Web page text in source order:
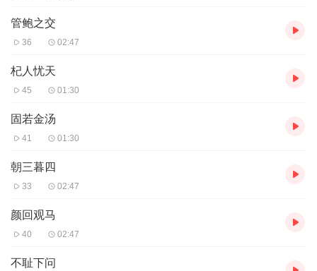
管鲍之交
36 02:47
杞人忧天
45 01:30
固若金汤
41 01:30
朝三暮四
33 02:47
颜回观马
40 02:47
不耻下问